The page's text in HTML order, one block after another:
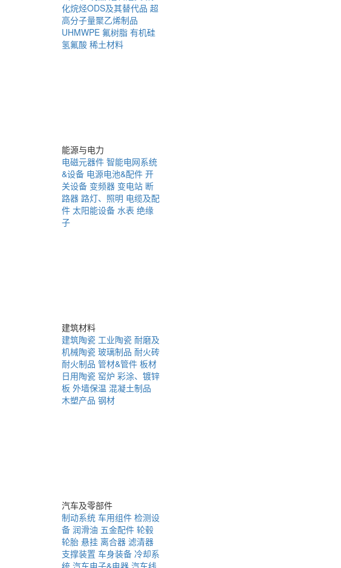
化烷烃ODS及其替代品 超
高分子量聚乙烯制品
UHMWPE 氟树脂 有机硅
氢氟酸 稀土材料
能源与电力
电磁元器件 智能电网系统
&设备 电源电池&配件 开
关设备 变频器 变电站 断
路器 路灯、照明 电缆及配
件 太阳能设备 水表 绝缘
子
建筑材料
建筑陶瓷 工业陶瓷 耐磨及
机械陶瓷 玻璃制品 耐火砖
耐火制品 管材&管件 板材
日用陶瓷 窑炉 彩涂、镀锌
板 外墙保温 混凝土制品
木塑产品 钢材
汽车及零部件
制动系统 车用组件 检测设
备 润滑油 五金配件 轮毂
轮胎 悬挂 离合器 滤清器
支撑装置 车身装备 冷却系